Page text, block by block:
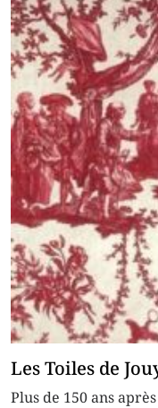
Les Toiles de
Plus de 150 ans